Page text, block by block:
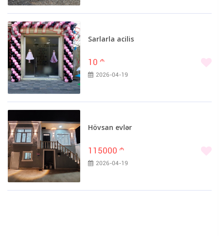
Sarlarla acilis
10 m
2026-04-19
Hövsan evlər
115000 m
2026-04-19